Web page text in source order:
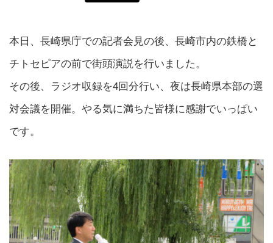
本日、長崎県庁での記者会見の後、長崎市内の鉄橋と
チトセピアの前で街頭演説を行いました。
その後、ラジオ収録を4回分行い、夜は長崎県本部の選
対会議を開催。やる気に満ちた皆様に感謝でいっぱい
です。